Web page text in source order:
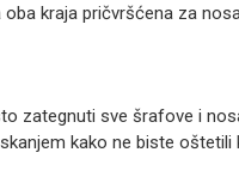
kraja pričvršćena za
zategnuti sve šrafove i
kako ne biste oštetili